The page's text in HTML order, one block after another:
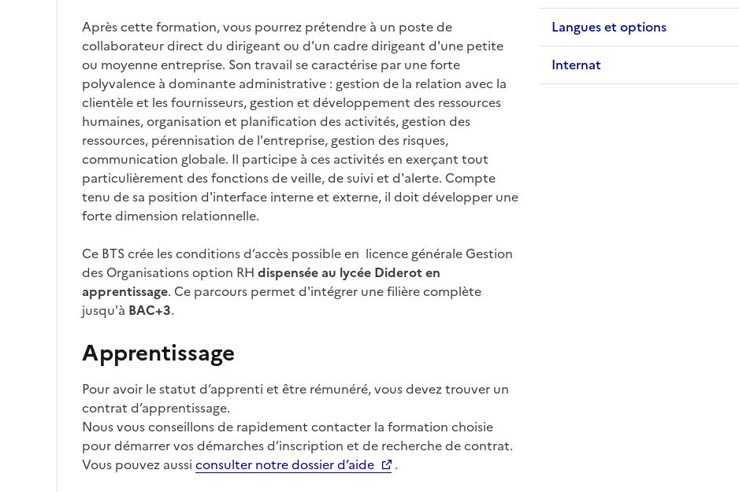
Après cette formation, vous pourrez prétendre à un poste de
collaborateur direct du dirigeant ou d'un cadre dirigeant d'une petite
ou moyenne entreprise. Son travail se caractérise par une forte
polyvalence à dominante administrative : gestion de la relation avec la
clientèle et les fournisseurs, gestion et développement des ressources
humaines, organisation et planification des activités, gestion des
ressources, pérennisation de l'entreprise, gestion des risques,
communication globale. Il participe à ces activités en exerçant tout
particulièrement des fonctions de veille, de suivi et d'alerte. Compte
tenu de sa position d'interface interne et externe, il doit développer une
forte dimension relationnelle.
Ce BTS crée les conditions d’accès possible en licence générale Gestion
des Organisations option RH dispensée au lycée Diderot en
apprentissage. Ce parcours permet d'intégrer une filière complète
jusqu'à BAC+3.
Apprentissage
Pour avoir le statut d’apprenti et être rémunéré, vous devez trouver un
contrat d’apprentissage.
Nous vous conseillons de rapidement contacter la formation choisie
pour démarrer vos démarches d’inscription et de recherche de contrat.
Vous pouvez aussi consulter notre dossier d’aide .
Langues et options
Internat